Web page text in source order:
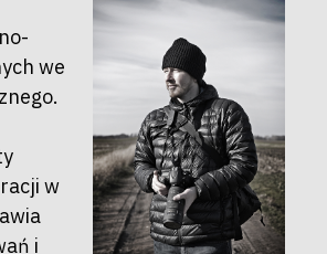
we
w
i